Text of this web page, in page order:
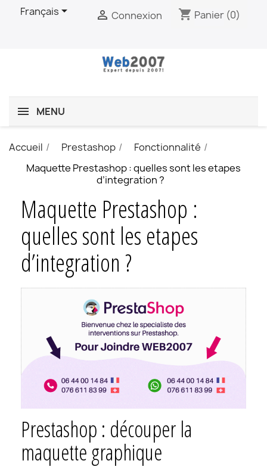
Français  Connexion shopping_cart Panier (0)
MENU
Accueil Prestashop
Fonctionnalité
Maquette Prestashop : quelles sont les etapes
d’integration ?
Maquette Prestashop :
quelles sont les etapes
d’integration ?
Prestashop : découper la
maquette graphique